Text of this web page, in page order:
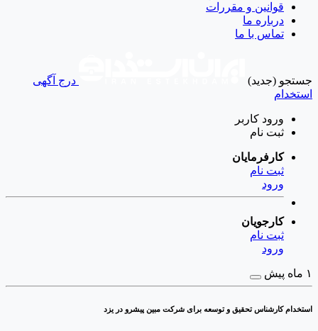
قوانین و مقررات
درباره ما
تماس با ما
جستجو (جدید)
درج آگهی
استخدام
ورود کاربر
ثبت نام
کارفرمایان
ثبت نام
ورود
کارجویان
ثبت نام
ورود
۱ ماه پیش
استخدام کارشناس تحقیق و توسعه برای شرکت مبین پیشرو در یزد